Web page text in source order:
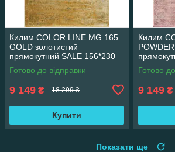
Килим COLOR LINE MG 165
GOLD золотистий
прямокутний SALE 156*230
см
Готово до відправки
9 149 ₴ 18 299 ₴
Купити
Килим
см
Готово
9 149 ₴
Показати ще